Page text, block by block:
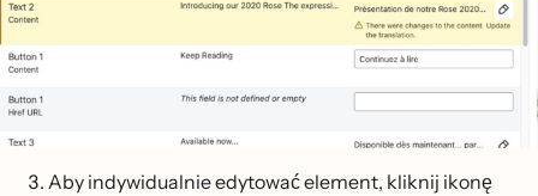
Aby indywidualnie edytować element, kliknij ikonę